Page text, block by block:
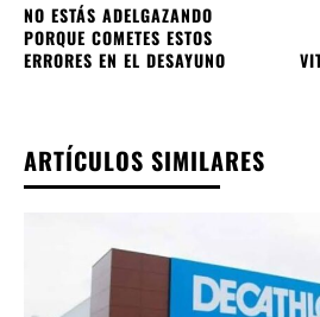
NO ESTÁS ADELGAZANDO
PORQUE COMETES ESTOS
ERRORES EN EL DESAYUNO
ARTÍCULOS SIMILARES